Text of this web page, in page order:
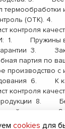
термообработки
(ОТК).
контроля
1. Пружины в
3. Заказ
партия по
с
6. К
контроля
продукции 8.
cookies для